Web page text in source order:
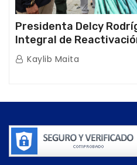
Presidenta Delcy
Integral de
Guaira
Kaylib Maita